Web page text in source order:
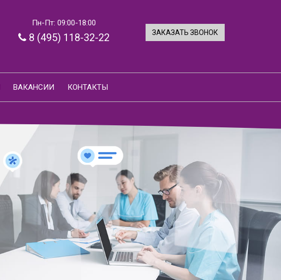
Пн-Пт: 09:00-18:00
8 (495) 118-32-22 ЗАКАЗАТЬ ЗВОНОК
ВАКАНСИИ КОНТАКТЫ